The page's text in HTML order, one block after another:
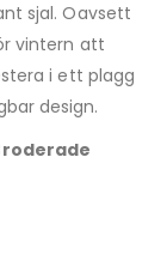
sjal. Oavsett
vintern att
i ett plagg
design.